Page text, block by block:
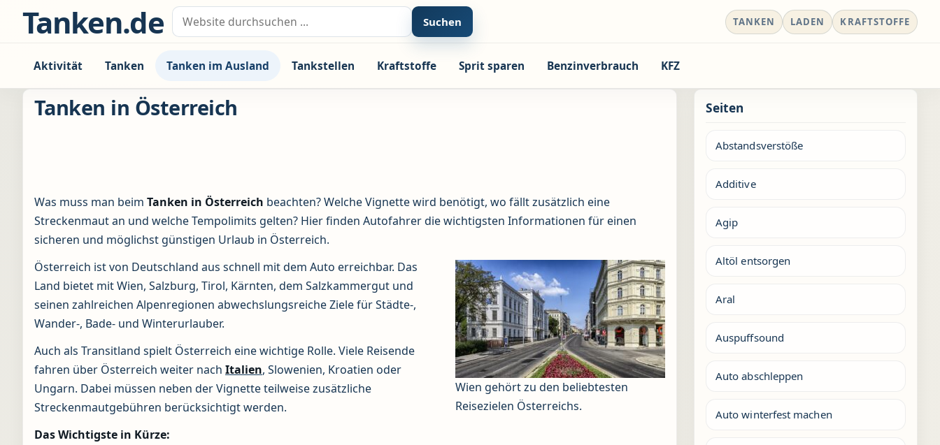
Zum Inhalt springen
Tanken.de Suche nach: Suchen TANKEN LADEN KRAFTSTOFFE
Aktivität Tanken Tanken im Ausland Tankstellen Kraftstoffe Sprit sparen Benzinverbrauch KFZ
Tanken in Österreich
Was muss man beim Tanken in Österreich beachten? Welche Vignette wird benötigt, wo fällt zusätzlich eine
Streckenmaut an und welche Tempolimits gelten? Hier finden Autofahrer die wichtigsten Informationen für einen
sicheren und möglichst günstigen Urlaub in Österreich.
Wien gehört zu den beliebtesten
Reisezielen Österreichs.
Österreich ist von Deutschland aus schnell mit dem Auto erreichbar. Das
Land bietet mit Wien, Salzburg, Tirol, Kärnten, dem Salzkammergut und
seinen zahlreichen Alpenregionen abwechslungsreiche Ziele für Städte-,
Wander-, Bade- und Winterurlauber.
Auch als Transitland spielt Österreich eine wichtige Rolle. Viele Reisende
fahren über Österreich weiter nach Italien, Slowenien, Kroatien oder
Ungarn. Dabei müssen neben der Vignette teilweise zusätzliche
Streckenmautgebühren berücksichtigt werden.
Das Wichtigste in Kürze:
Seiten
Abstandsverstöße
Additive
Agip
Altöl entsorgen
Aral
Auspuffsound
Auto abschleppen
Auto winterfest machen